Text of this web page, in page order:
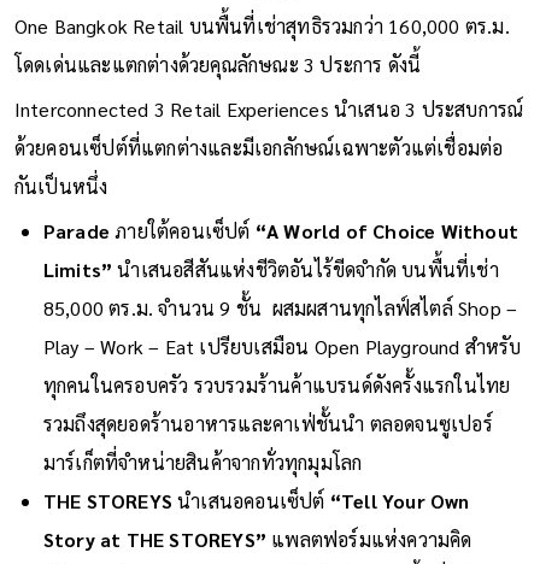
One Bangkok Retail บนพื้นที่เช่าสุทธิรวมกว่า 160,000 ตร.ม.
โดดเด่นและแตกต่างด้วยคุณลักษณะ 3 ประการ ดังนี้
Interconnected 3 Retail Experiences นำเสนอ 3 ประสบการณ์
ด้วยคอนเซ็ปต์ที่แตกต่างและมีเอกลักษณ์เฉพาะตัวแต่เชื่อมต่อ
กันเป็นหนึ่ง
Parade ภายใต้คอนเซ็ปต์ “A World of Choice Without
Limits” นำเสนอสีสันแห่งชีวิตอันไร้ขีดจำกัด บนพื้นที่เช่า
85,000 ตร.ม. จำนวน 9 ชั้น ผสมผสานทุกไลฟ์สไตล์ Shop –
Play – Work – Eat เปรียบเสมือน Open Playground สำหรับ
ทุกคนในครอบครัว รวบรวมร้านค้าแบรนด์ดังครั้งแรกในไทย
รวมถึงสุดยอดร้านอาหารและคาเฟ่ชั้นนำ ตลอดจนซูเปอร์
มาร์เก็ตที่จำหน่ายสินค้าจากทั่วทุกมุมโลก
THE STOREYS นำเสนอคอนเซ็ปต์ “Tell Your Own
Story at THE STOREYS” แพลตฟอร์มแห่งความคิด